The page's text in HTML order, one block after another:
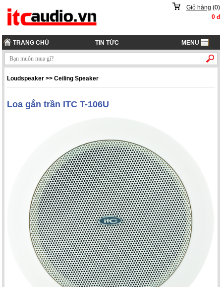
Giỏ hàng (0)
0đ
TRANG CHỦ TIN TỨC MENU
Loudspeaker >>Ceiling Speaker
Loa gắn trần ITC T-106U